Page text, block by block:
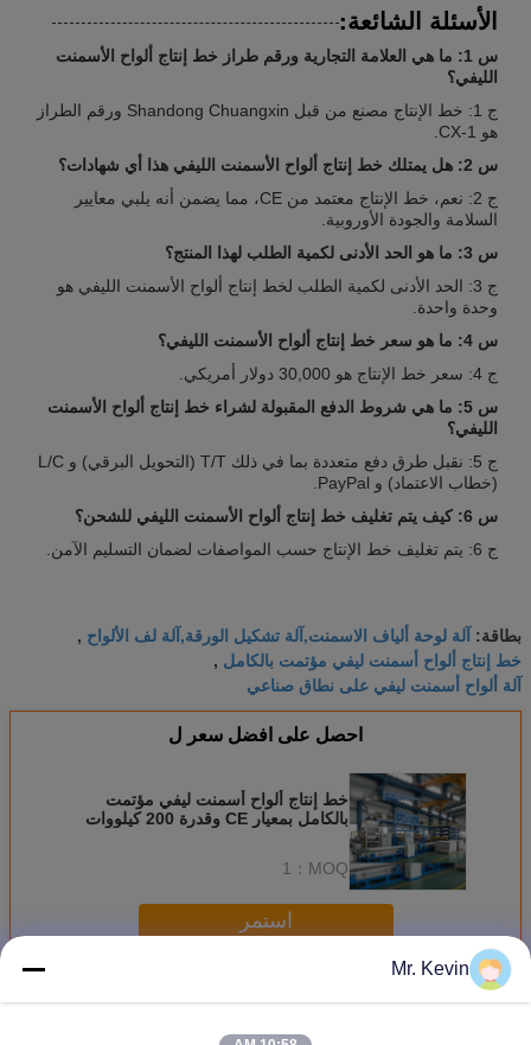
الأسئلة الشائعة:
س 1: ما هي العلامة التجارية ورقم طراز خط إنتاج ألواح الأسمنت
الليفي؟
ج 1: خط الإنتاج مصنع من قبل Shandong Chuangxin ورقم الطراز
هو CX-1.
س 2: هل يمتلك خط إنتاج ألواح الأسمنت الليفي هذا أي شهادات؟
ج 2: نعم، خط الإنتاج معتمد من CE، مما يضمن أنه يلبي معايير
السلامة والجودة الأوروبية.
س 3: ما هو الحد الأدنى لكمية الطلب لهذا المنتج؟
ج 3: الحد الأدنى لكمية الطلب لخط إنتاج ألواح الأسمنت الليفي هو
وحدة واحدة.
س 4: ما هو سعر خط إنتاج ألواح الأسمنت الليفي؟
ج 4: سعر خط الإنتاج هو 30,000 دولار أمريكي.
س 5: ما هي شروط الدفع المقبولة لشراء خط إنتاج ألواح الأسمنت
الليفي؟
ج 5: نقبل طرق دفع متعددة بما في ذلك T/T (التحويل البرقي) و L/C
(خطاب الاعتماد) و PayPal.
س 6: كيف يتم تغليف خط إنتاج ألواح الأسمنت الليفي للشحن؟
ج 6: يتم تغليف خط الإنتاج حسب المواصفات لضمان التسليم الآمن.
بطاقة: آلة لوحة ألياف الاسمنت,آلة تشكيل الورقة,آلة لف الألواح ,
خط إنتاج ألواح أسمنت ليفي مؤتمت بالكامل ,
آلة ألواح أسمنت ليفي على نطاق صناعي
احصل على افضل سعر ل
خط إنتاج ألواح أسمنت ليفي مؤتمت
بالكامل بمعيار CE وقدرة 200 كيلووات
MOQ：
1
استمر
أكثرخط إنتاج ألواح الأسمنت المصنوعة من الألياف
Mr. Kevin